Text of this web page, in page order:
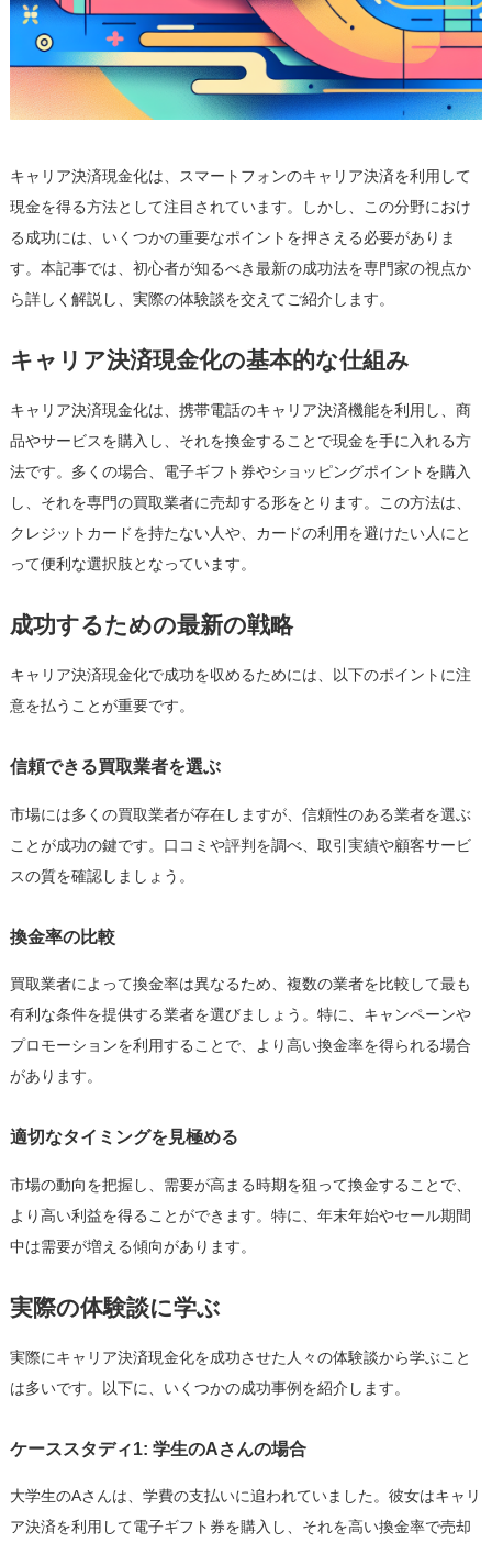
談
—
専
門
家
徹
底
解
キャリア決済現金化は、スマートフォンのキャリア決済を利用して
現金を得る方法として注目されています。しかし、この分野におけ
る成功には、いくつかの重要なポイントを押さえる必要がありま
す。本記事では、初心者が知るべき最新の成功法を専門家の視点か
ら詳しく解説し、実際の体験談を交えてご紹介します。
キャリア決済現金化の基本的な仕組み
キャリア決済現金化は、携帯電話のキャリア決済機能を利用し、商
品やサービスを購入し、それを換金することで現金を手に入れる方
法です。多くの場合、電子ギフト券やショッピングポイントを購入
し、それを専門の買取業者に売却する形をとります。この方法は、
クレジットカードを持たない人や、カードの利用を避けたい人にと
って便利な選択肢となっています。
成功するための最新の戦略
キャリア決済現金化で成功を収めるためには、以下のポイントに注
意を払うことが重要です。
信頼できる買取業者を選ぶ
市場には多くの買取業者が存在しますが、信頼性のある業者を選ぶ
ことが成功の鍵です。口コミや評判を調べ、取引実績や顧客サービ
スの質を確認しましょう。
換金率の比較
買取業者によって換金率は異なるため、複数の業者を比較して最も
有利な条件を提供する業者を選びましょう。特に、キャンペーンや
プロモーションを利用することで、より高い換金率を得られる場合
があります。
適切なタイミングを見極める
市場の動向を把握し、需要が高まる時期を狙って換金することで、
より高い利益を得ることができます。特に、年末年始やセール期間
中は需要が増える傾向があります。
実際の体験談に学ぶ
実際にキャリア決済現金化を成功させた人々の体験談から学ぶこと
は多いです。以下に、いくつかの成功事例を紹介します。
ケーススタディ1: 学生のAさんの場合
大学生のAさんは、学費の支払いに追われていました。彼女はキャリ
ア決済を利用して電子ギフト券を購入し、それを高い換金率で売却